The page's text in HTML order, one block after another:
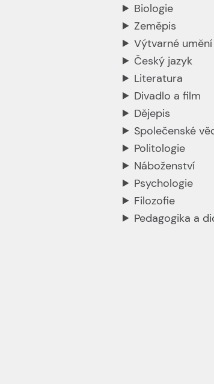
Biologie
Zeměpis
Výtvarné umění
Český jazyk
Literatura
Divadlo a film
Dějepis
Společenské
Politologie
Náboženství
Psychologie
Filozofie
Pedagogika a